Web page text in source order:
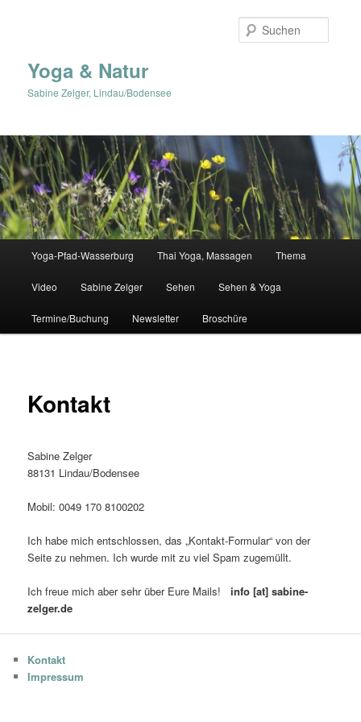
Yoga & Natur
Sabine Zelger, Lindau/Bodensee
Yoga-Pfad-Wasserburg Thai Yoga, Massagen Thema
Video Sabine Zelger Sehen Sehen & Yoga
Termine/Buchung Newsletter Broschüre
Kontakt
Sabine Zelger
88131 Lindau/Bodensee
Mobil: 0049 170 8100202
Ich habe mich entschlossen, das „Kontakt-Formular“ von der
Seite zu nehmen. Ich wurde mit zu viel Spam zugemüllt.
Ich freue mich aber sehr über Eure Mails!info [at] sabine-
zelger.de
Kontakt
Impressum